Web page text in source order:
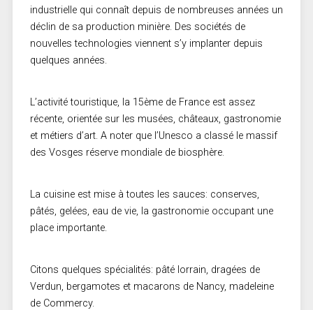
industrielle qui connaît depuis de nombreuses années un
déclin de sa production minière. Des sociétés de
nouvelles technologies viennent s’y implanter depuis
quelques années.
L’activité touristique, la 15ème de France est assez
récente, orientée sur les musées, châteaux, gastronomie
et métiers d’art. A noter que l’Unesco a classé le massif
des Vosges réserve mondiale de biosphère.
La cuisine est mise à toutes les sauces: conserves,
pâtés, gelées, eau de vie, la gastronomie occupant une
place importante.
Citons quelques spécialités: pâté lorrain, dragées de
Verdun, bergamotes et macarons de Nancy, madeleine
de Commercy.